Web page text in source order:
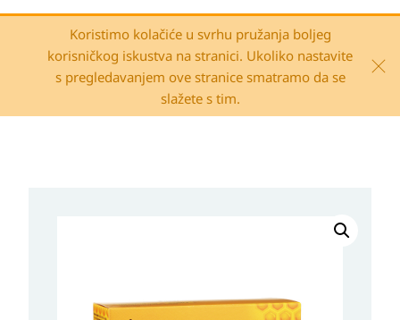
Koristimo kolačiće u svrhu pružanja boljeg
korisničkog iskustva na stranici. Ukoliko nastavite
s pregledavanjem ove stranice smatramo da se
slažete s tim.